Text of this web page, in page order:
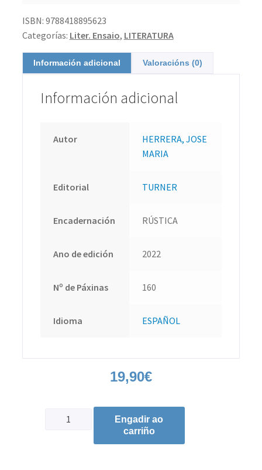
ISBN: 9788418895623
Categorías: Liter. Ensaio, LITERATURA
Información adicional Valoracións (0)
Información adicional
Autor
HERRERA, JOSE
MARIA
Editorial TURNER
Encadernación RÚSTICA
Ano de edición 2022
Nº de Páxinas 160
Idioma ESPAÑOL
19,90€
Engadir ao
carriño